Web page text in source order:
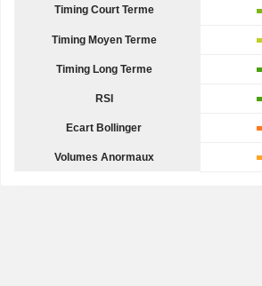
Timing Court Terme
Timing Moyen Terme
Timing Long Terme
RSI
Ecart Bollinger
Volumes Anormaux